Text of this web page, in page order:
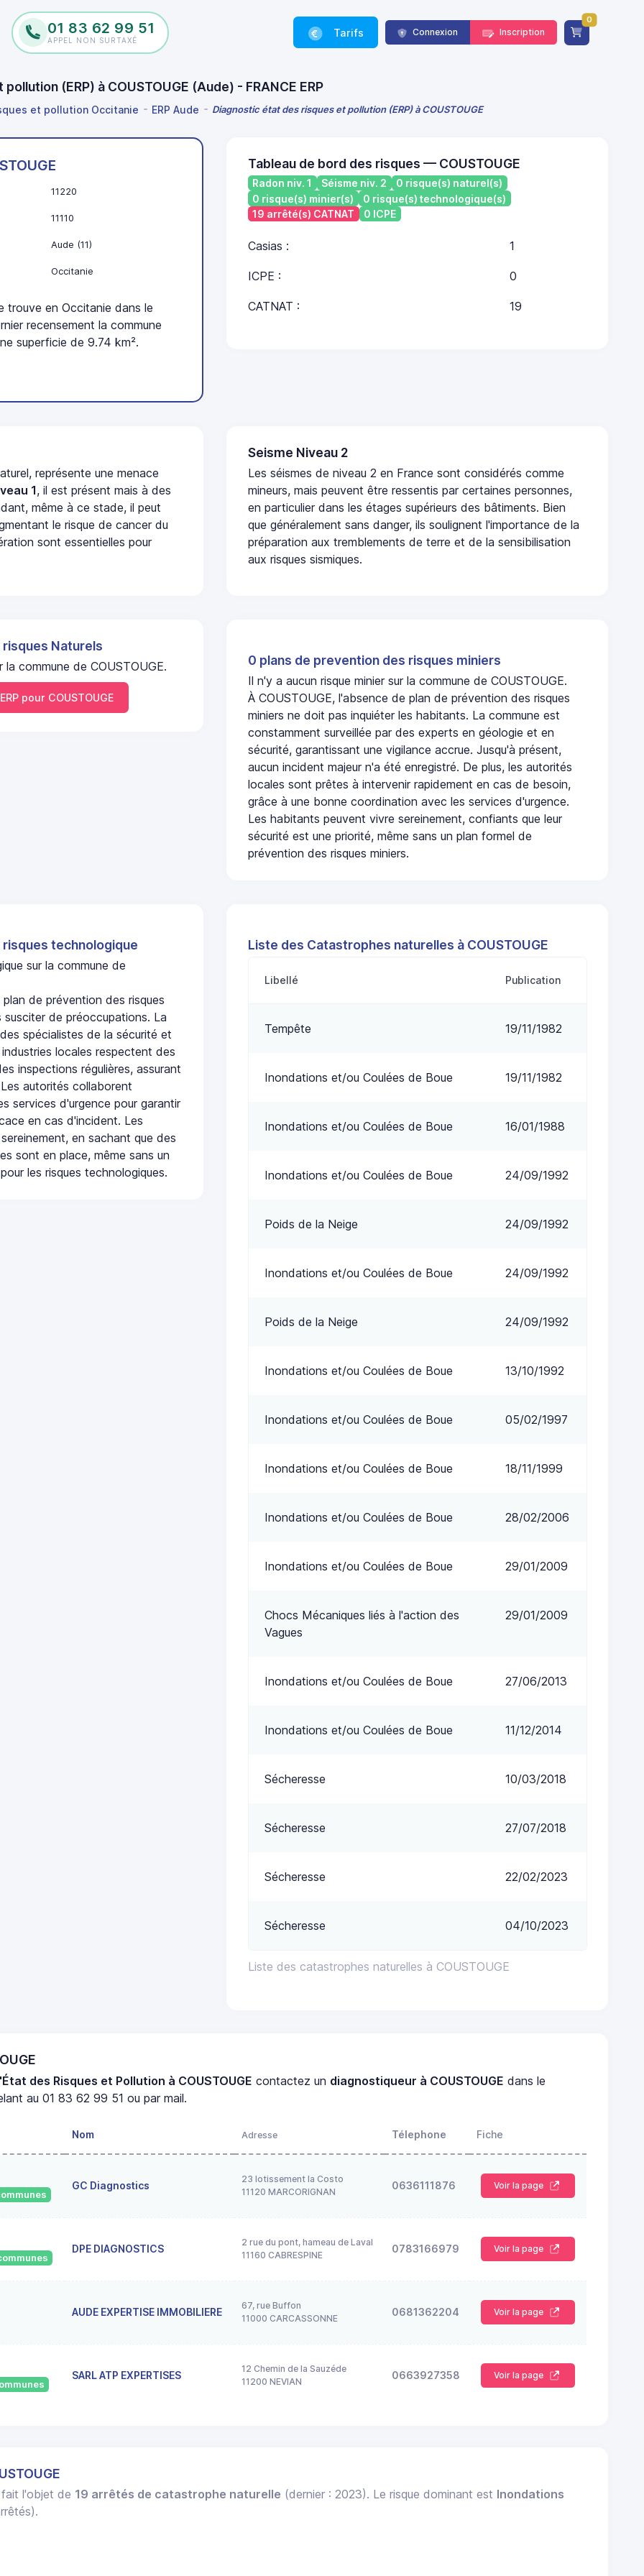
01 83 62 99 51
APPEL NON SURTAXÉ
Tarifs Connexion Inscription
0
(ERP) à COUSTOUGE (Aude) - FRANCE ERP
et pollution Occitanie ERP Aude Diagnostic état des risques et pollution (ERP) à COUSTOUGE
11220
11110
Aude (11)
Occitanie
trouve en Occitanie dans le
recensement la commune
superficie de 9.74 km².
Tableau de bord des risques — COUSTOUGE
Radon niv. 1 Séisme niv. 2
0 risque(s) naturel(s)
0 risque(s) minier(s)
0 risque(s) technologique(s)
19 arrêté(s) CATNAT
0 ICPE
Casias : 1
ICPE : 0
CATNAT : 19
représente une menace
1, il est présent mais à des
même à ce stade, il peut
le risque de cancer du
sont essentielles pour
Seisme Niveau 2
Les séismes de niveau 2 en France sont considérés comme
mineurs, mais peuvent être ressentis par certaines personnes,
en particulier dans les étages supérieurs des bâtiments. Bien
que généralement sans danger, ils soulignent l'importance de la
préparation aux tremblements de terre et de la sensibilisation
aux risques sismiques.
Naturels
la commune de COUSTOUGE.
pour COUSTOUGE
0 plans de prevention des risques miniers
Il n'y a aucun risque minier sur la commune de COUSTOUGE.
À COUSTOUGE, l'absence de plan de prévention des risques
miniers ne doit pas inquiéter les habitants. La commune est
constamment surveillée par des experts en géologie et en
sécurité, garantissant une vigilance accrue. Jusqu'à présent,
aucun incident majeur n'a été enregistré. De plus, les autorités
locales sont prêtes à intervenir rapidement en cas de besoin,
grâce à une bonne coordination avec les services d'urgence.
Les habitants peuvent vivre sereinement, confiants que leur
sécurité est une priorité, même sans un plan formel de
prévention des risques miniers.
technologique
sur la commune de
de prévention des risques
de préoccupations. La
spécialistes de la sécurité et
locales respectent des
inspections régulières, assurant
autorités collaborent
services d'urgence pour garantir
en cas d'incident. Les
en sachant que des
sont en place, même sans un
les risques technologiques.
Liste des Catastrophes naturelles à COUSTOUGE
Liste des catastrophes naturelles à COUSTOUGE
Libellé Publication
Tempête 19/11/1982
Inondations et/ou Coulées de Boue 19/11/1982
Inondations et/ou Coulées de Boue 16/01/1988
Inondations et/ou Coulées de Boue 24/09/1992
Poids de la Neige 24/09/1992
Inondations et/ou Coulées de Boue 24/09/1992
Poids de la Neige 24/09/1992
Inondations et/ou Coulées de Boue 13/10/1992
Inondations et/ou Coulées de Boue 05/02/1997
Inondations et/ou Coulées de Boue 18/11/1999
Inondations et/ou Coulées de Boue 28/02/2006
Inondations et/ou Coulées de Boue 29/01/2009
Chocs Mécaniques liés à l'action des
Vagues
29/01/2009
Inondations et/ou Coulées de Boue 27/06/2013
Inondations et/ou Coulées de Boue 11/12/2014
Sécheresse 10/03/2018
Sécheresse 27/07/2018
Sécheresse 22/02/2023
Sécheresse 04/10/2023
des Risques et Pollution à COUSTOUGE contactez un diagnostiqueur à COUSTOUGE dans le
au 01 83 62 99 51 ou par mail.
Nom Adresse Télephone Fiche
GC Diagnostics
23 lotissement la Costo
11120 MARCORIGNAN
0636111876 Voir la page
DPE DIAGNOSTICS
2 rue du pont, hameau de Laval
11160 CABRESPINE
0783166979 Voir la page
AUDE EXPERTISE IMMOBILIERE
67, rue Buffon
11000 CARCASSONNE
0681362204 Voir la page
SARL ATP EXPERTISES
12 Chemin de la Sauzéde
11200 NEVIAN
0663927358 Voir la page
l'objet de 19 arrêtés de catastrophe naturelle (dernier : 2023). Le risque dominant est Inondations